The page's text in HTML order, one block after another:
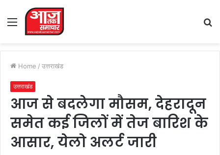
Menu
Home / उत्तराखंड
उत्तराखंड
आज से बदलेगा मौसम, देहरादून
समेत कई जिलों में तेज बारिश के
आसार, येलो अलर्ट जारी